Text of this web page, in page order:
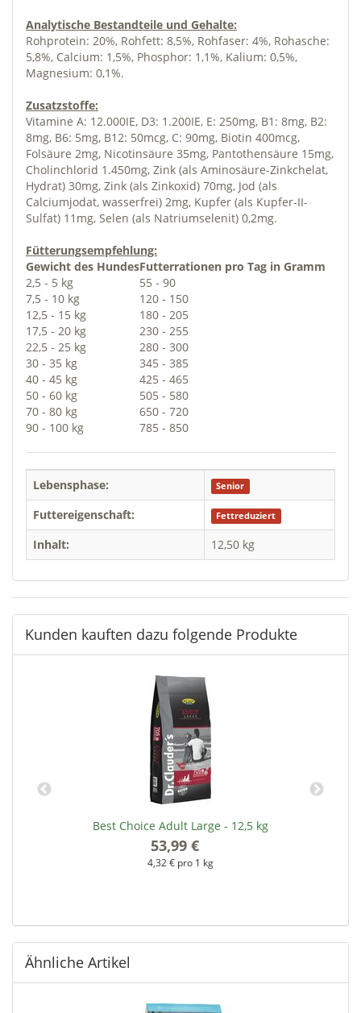
Analytische Bestandteile und Gehalte:
Rohprotein: 20%, Rohfett: 8,5%, Rohfaser: 4%, Rohasche:
5,8%, Calcium: 1,5%, Phosphor: 1,1%, Kalium: 0,5%,
Magnesium: 0,1%.
Zusatzstoffe:
Vitamine A: 12.000IE, D3: 1.200IE, E: 250mg, B1: 8mg, B2:
8mg, B6: 5mg, B12: 50mcg, C: 90mg, Biotin 400mcg,
Folsäure 2mg, Nicotinsäure 35mg, Pantothensäure 15mg,
Cholinchlorid 1.450mg, Zink (als Aminosäure-Zinkchelat,
Hydrat) 30mg, Zink (als Zinkoxid) 70mg, Jod (als
Calciumjodat, wasserfrei) 2mg, Kupfer (als Kupfer-II-
Sulfat) 11mg, Selen (als Natriumselenit) 0,2mg.
Fütterungsempfehlung:
Gewicht des HundesFutterrationen pro Tag in Gramm
2,5 - 5 kg
55 - 90
7,5 - 10 kg
120 - 150
12,5 - 15 kg
180 - 205
17,5 - 20 kg
230 - 255
22,5 - 25 kg
280 - 300
30 - 35 kg
345 - 385
40 - 45 kg
425 - 465
50 - 60 kg
505 - 580
70 - 80 kg
650 - 720
90 - 100 kg
785 - 850
Lebensphase: Senior
Futtereigenschaft: Fettreduziert
Inhalt: 12,50 kg
Kunden kauften dazu folgende Produkte
Best Choice Adult Large - 12,5 kg
53,99 €
4,32 € pro 1 kg
Ähnliche Artikel